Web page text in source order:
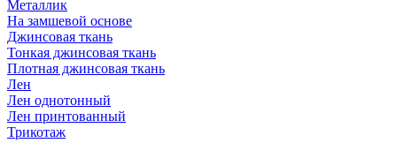
Металлик
На замшевой основе
Джинсовая ткань
Тонкая джинсовая ткань
Плотная джинсовая ткань
Лен
Лен однотонный
Лен принтованный
Трикотаж